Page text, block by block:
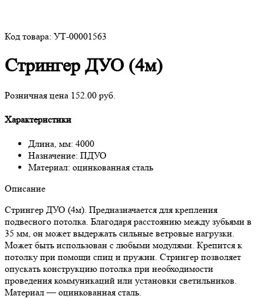
Код товара: УТ-00001563
Стрингер ДУО (4м)
Розничная цена 152.00 руб.
Характеристики
Длина, мм: 4000
Назначение: ПДУО
Материал: оцинкованная сталь
Описание
Стрингер ДУО (4м). Предназначается для крепления
подвесного потолка. Благодаря расстоянию между зубьями в
35 мм, он может выдержать сильные ветровые нагрузки.
Может быть использован с любыми модулями. Крепится к
потолку при помощи спиц и пружин. Стрингер позволяет
опускать конструкцию потолка при необходимости
проведения коммуникаций или установки светильников.
Материал — оцинкованная сталь.